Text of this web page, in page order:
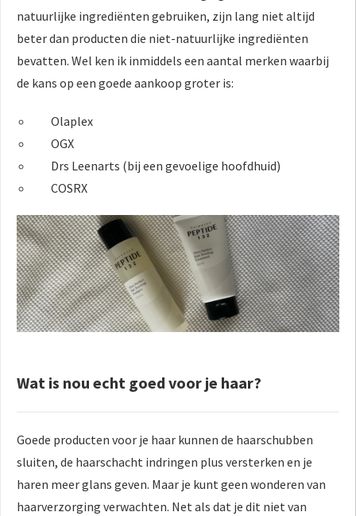
natuurlijke ingrediënten gebruiken, zijn lang niet altijd
beter dan producten die niet-natuurlijke ingrediënten
bevatten. Wel ken ik inmiddels een aantal merken waarbij
de kans op een goede aankoop groter is:
Olaplex
OGX
Drs Leenarts (bij een gevoelige hoofdhuid)
COSRX
Wat is nou echt goed voor je haar?
Goede producten voor je haar kunnen de haarschubben
sluiten, de haarschacht indringen plus versterken en je
haren meer glans geven. Maar je kunt geen wonderen van
haarverzorging verwachten. Net als dat je dit niet van